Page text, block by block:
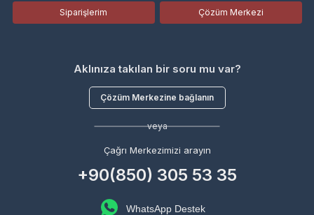
Siparişlerim Çözüm Merkezi
Aklınıza takılan bir soru mu var?
Çözüm Merkezine bağlanın
veya
Çağrı Merkezimizi arayın
+90(850) 305 53 35
WhatsApp Destek